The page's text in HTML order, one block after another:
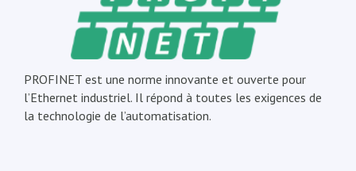
PROFINET est une norme innovante et ouverte pour
l’Ethernet industriel. Il répond à toutes les exigences de
la technologie de l’automatisation.